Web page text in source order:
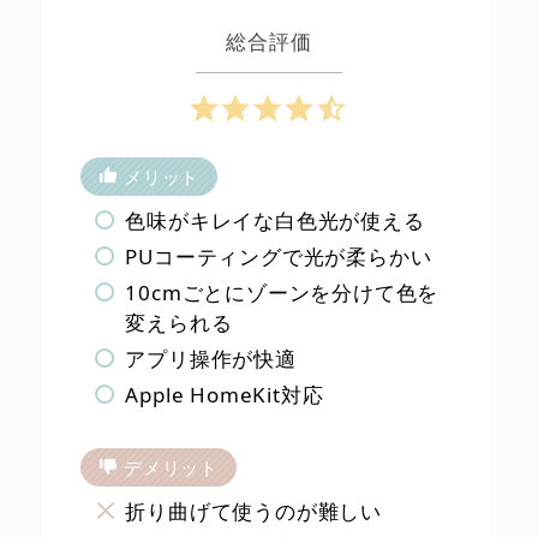
総合評価
メリット
色味がキレイな白色光が使える
PUコーティングで光が柔らかい
10cmごとにゾーンを分けて色を
変えられる
アプリ操作が快適
Apple HomeKit対応
デメリット
折り曲げて使うのが難しい